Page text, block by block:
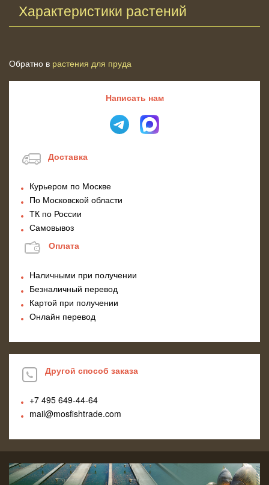
Характеристики растений
Обратно в растения для пруда
Написать нам
Доставка
Курьером по Москве
По Московской области
ТК по России
Самовывоз
Оплата
Наличными при получении
Безналичный перевод
Картой при получении
Онлайн перевод
Другой способ заказа
+7 495 649-44-64
mail@mosfishtrade.com